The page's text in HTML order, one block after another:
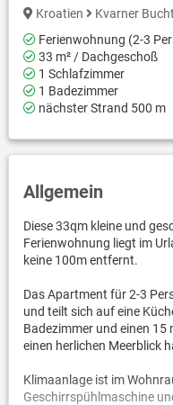
Kroatien Kvarner Bucht
Ferienwohnung (2-3
33 m² / Dachgeschoß
1 Schlafzimmer
1 Badezimmer
nächster Strand 500 m
Allgemein
Diese 33qm kleine und
Ferienwohnung liegt im
keine 100m entfernt.
Das Apartment für 2-3
und teilt sich auf eine
Badezimmer und einen 15
einen herlichen Meerblick
Klimaanlage ist im
Geschirrspühlmaschine